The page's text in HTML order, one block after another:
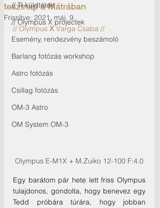
// Ti küldtétek
// Olympus X projectek
Esemény, rendezvény beszámoló
Barlang fotózás workshop
Astro fotózás
Csillag fotózás
OM-3 Astro
OM System OM-3
tesztnap a Mátrában
Frissítve: 2021. máj. 9.
// Olympus X Varga Csaba //
Olympus E-M1X + M.Zuiko 12-100 F:4.0
Egy barátom pár hete lett friss Olympus
tulajdonos, gondolta, hogy benevez egy
Tedd próbára túrára, hogy jobban